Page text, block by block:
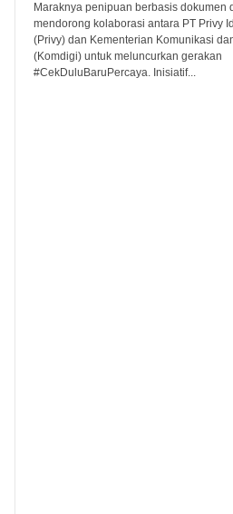
Maraknya penipuan berbasis dokumen
mendorong kolaborasi antara PT Privy
(Privy) dan Kementerian Komunikasi
(Komdigi) untuk meluncurkan gerakan
#CekDuluBaruPercaya. Inisiatif...